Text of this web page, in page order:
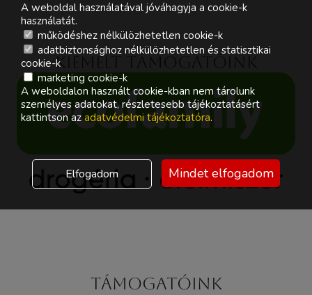
Kiemelt támogatóink
Támogatóink
A weboldal használatával jóváhagyja a cookie-k
használatát.
működéshez nélkülözhetetlen cookie-k
adatbiztonsághoz nélkülözhetetlen és statisztikai
cookie-k
marketing cookie-k
A weboldalon használt cookie-kban nem tárolunk
személyes adatokat, részletesebb tájékoztatásért
kattintson azadatvédelmi tájékoztatóra.
Elfogadom Mindet elfogadom